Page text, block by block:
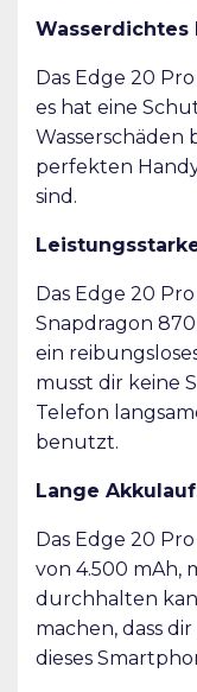
Wasserdichtes
Das Edge 20
es hat eine
Wasserschäden
perfekten
sind.
Das Edge 20
Snapdragon
ein
musst dir keine
Telefon
benutzt.
Lange
Das Edge 20
von 4.500 mAh,
durchhalten
machen, dass
dieses